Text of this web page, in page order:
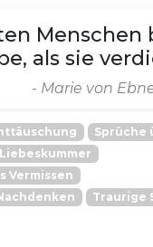
Menschen
als sie
- Marie von
Sprüche
Vermissen
Traurige